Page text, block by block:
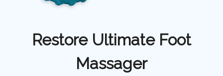
Restore Ultimate Foot
Massager